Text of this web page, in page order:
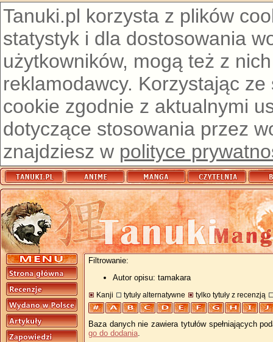
Tanuki.pl korzysta z plików
statystyk i dla dostosowania
użytkowników, mogą też z
reklamodawcy. Korzystając
cookie zgodnie z aktualnymi
dotyczące stosowania przez
znajdziesz w polityce
Filtrowanie:
Autor opisu: tamakara
Kanji tytuły alternatywne tylko tytuły z recenzją
Baza danych nie zawiera tytułów spełniających
go do dodania.